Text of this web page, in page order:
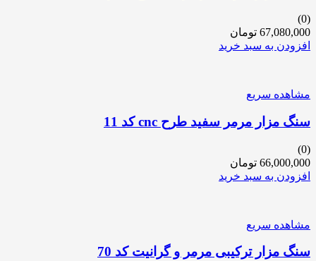
(0)
67,080,000 تومان
افزودن به سبد خرید
مشاهده سریع
سنگ مزار مرمر سفید طرح cnc کد 11
(0)
66,000,000 تومان
افزودن به سبد خرید
مشاهده سریع
سنگ مزار ترکیبی مرمر و گرانیت کد 70